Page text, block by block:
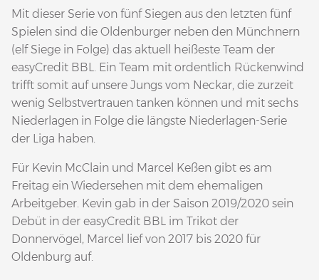
Mit dieser Serie von fünf Siegen aus den letzten fünf
Spielen sind die Oldenburger neben den Münchnern
(elf Siege in Folge) das aktuell heißeste Team der
easyCredit BBL. Ein Team mit ordentlich Rückenwind
trifft somit auf unsere Jungs vom Neckar, die zurzeit
wenig Selbstvertrauen tanken können und mit sechs
Niederlagen in Folge die längste Niederlagen-Serie
der Liga haben.
Für Kevin McClain und Marcel Keßen gibt es am
Freitag ein Wiedersehen mit dem ehemaligen
Arbeitgeber. Kevin gab in der Saison 2019/2020 sein
Debüt in der easyCredit BBL im Trikot der
Donnervögel, Marcel lief von 2017 bis 2020 für
Oldenburg auf.